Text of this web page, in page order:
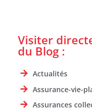
Visiter
du Blog :
Actualités
Assurance-vie-
Assurances